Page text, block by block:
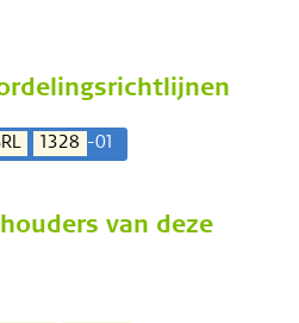
1328 -01
van deze